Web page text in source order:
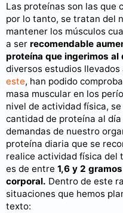
Las proteínas son las que
por lo tanto, se tratan del
mantener los músculos
a ser recomendable
proteína que ingerimos al
diversos estudios llevados
este, han podido
masa muscular en los
nivel de actividad física,
cantidad de proteína al
demandas de nuestro
proteína diaria que se
realice actividad física del
es de entre 1,6 y 2
corporal. Dentro de este
situaciones que hemos
texto: